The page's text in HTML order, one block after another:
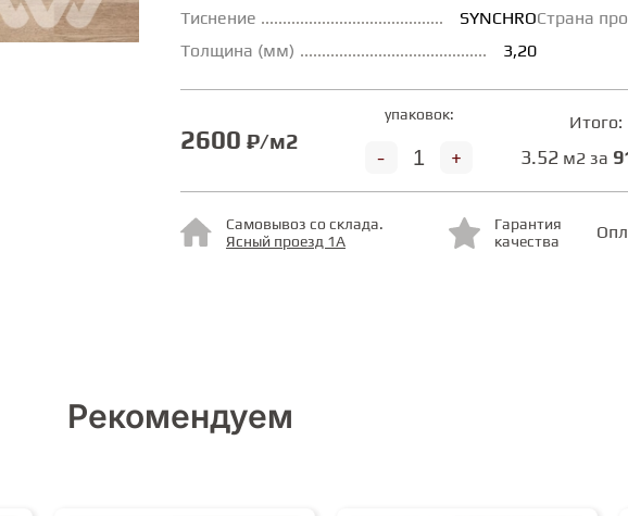
Тиснение
SYNCHRO
Толщина (мм)
3,20
Страна
2600 ₽/м2
упаковок:
+
-
Итого:
3.52м2 за
Самовывоз со склада.
Ясный проезд 1А
Гарантия
качества
Рекомендуем